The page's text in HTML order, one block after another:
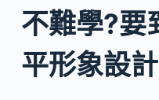
不難學?要
平形象設